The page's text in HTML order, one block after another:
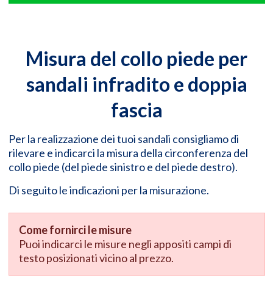
Misura del collo piede per
sandali infradito e doppia
fascia
Per la realizzazione dei tuoi sandali consigliamo di
rilevare e indicarci la misura della circonferenza del
collo piede (del piede sinistro e del piede destro).
Di seguito le indicazioni per la misurazione.
Come fornirci le misure
Puoi indicarci le misure negli appositi campi di
testo posizionati vicino al prezzo.